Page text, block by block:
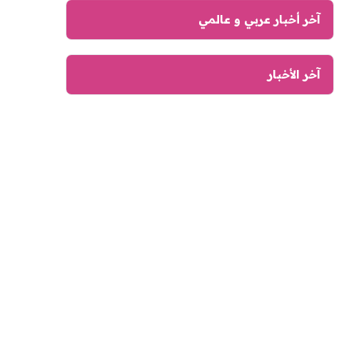
آخر أخبار عربي و عالمي
آخر الأخبار